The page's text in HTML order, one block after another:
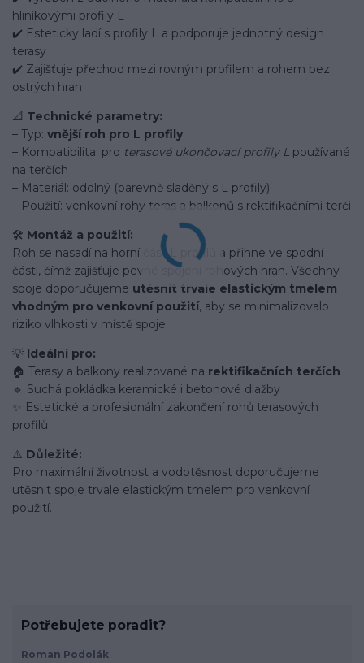
hliníkovými profily L
✔️ Esteticky ladí s profily L a podporuje jednotný design
terasy
✔️ Zajišťuje přechod mezi rovným profilem a rohem bez
ostrých hran
📐 Technické parametry:
– Typ: vnější roh pro L profily
– Kompatibilita: pro terasové ukončovací profily L používané
na terčích
– Materiál: odolný (barevně sladěný s L profily)
– Použití: venkovní rohy teras a balkonů s rektifikačními terči
🛠️ Montáž a použití:
Roh se nasadí na horní část L profilů a přihne ve spodní
části, čímž zajišťuje pevné spojení rohových hran. Všechny
spoje doporučujeme utěsnit trvale elastickým tmelem
vhodným pro venkovní použití, aby se minimalizovalo
riziko vlhkosti v místě spoje.
💡 Ideální pro:
🏠 Terasy a balkony realizované na rektifikačních terčích
🔹 Suchá pokládka keramické i betonové dlažby
✨ Estetické a profesionální zakončení rohů terasových
profilů
⚠️ Důležité:
Pro maximální životnost a vodotěsnost doporučujeme
utěsnit spoje trvale elastickým tmelem pro venkovní
použití.
Potřebujete poradit?
Roman Podolák